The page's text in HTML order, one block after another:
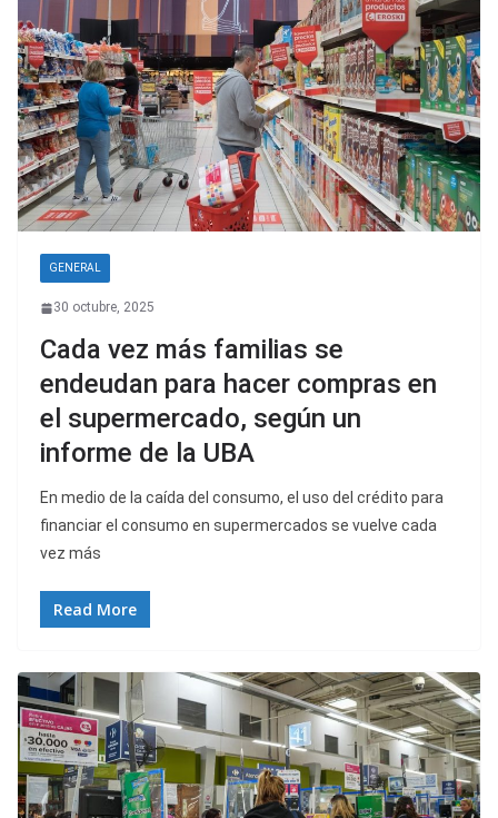
GENERAL
30 octubre, 2025
Cada vez más familias se
endeudan para hacer compras en
el supermercado, según un
informe de la UBA
En medio de la caída del consumo, el uso del crédito para
financiar el consumo en supermercados se vuelve cada
vez más
Read More